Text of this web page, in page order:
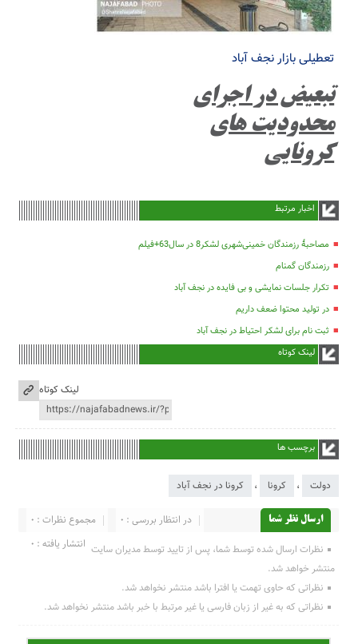
تعطیلی بازار نجف آباد
تبعیض در اجرای
محدودیت های
کرونایی
اخبار مرتبط
مصاحبۀ رزمندگان خمینی‌شهری لشکر8 در سال63+فیلم
رزمندگان گمنام
تکرار جلسات نمایشی و بی فایده در نجف آباد
در تولید محتوا ضعف داریم
ثبت نام برای لشکر احتیاط در نجف آباد
لینک کوتاه
لینک کوتاه
برچسب ها
دولت ، کرونا ، کرونا در نجف آباد
ارسال نظر شما مجموع نظرات : 0
در انتظار بررسی : 0
انتشار یافته : 0 نظرات ارسال شده توسط شما، پس از تایید توسط مدیران سایت
منتشر خواهد شد.
نظراتی که حاوی تهمت یا افترا باشد منتشر نخواهد شد.
نظراتی که به غیر از زبان فارسی یا غیر مرتبط با خبر باشد منتشر نخواهد شد.